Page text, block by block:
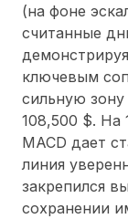
(на фоне
считанные
ключевым
сильную
108,500 $. На
MACD дает
линия
закрепился
сохранении